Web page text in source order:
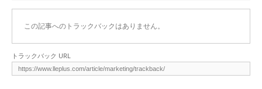
この記事へのトラックバックはありません。
トラックバック URL